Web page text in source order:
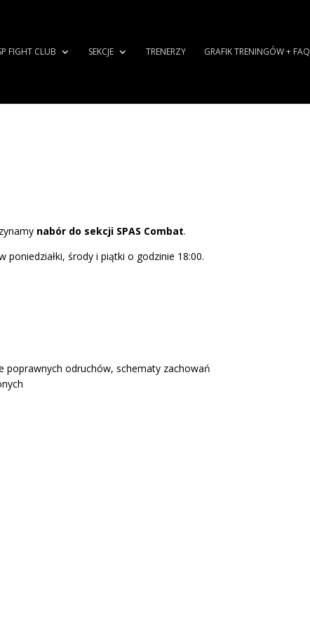
FIGHT CLUB SEKCJE TRENERZY GRAFIK TRENINGÓW + FAQ
nabór do sekcji SPAS Combat.
środy i piątki o godzinie 18:00.
poprawnych odruchów, schematy zachowań